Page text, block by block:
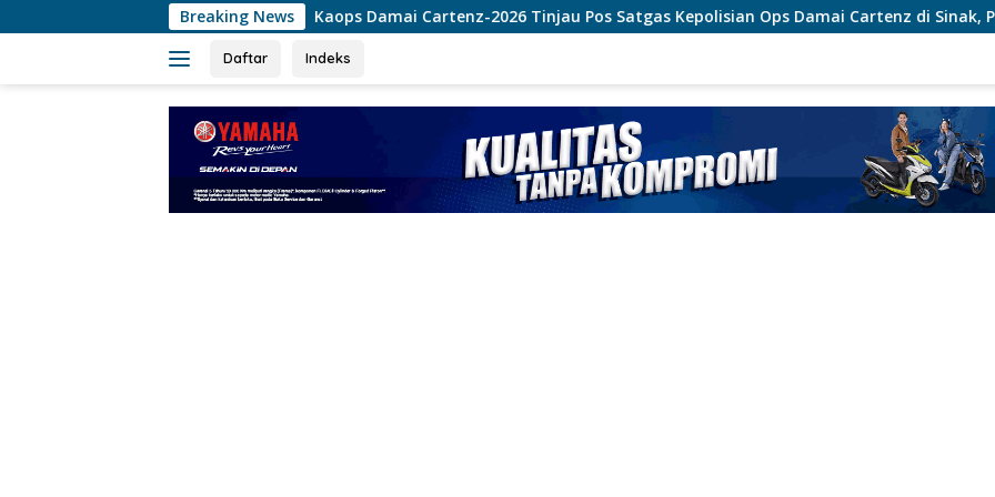
ke
Breaking News
Kaops Damai Cartenz-2026 Tinjau Pos Satgas Kepolisian Ops Damai Cartenz di Sinak, Perkuat Pendekatan
Daftar Indeks